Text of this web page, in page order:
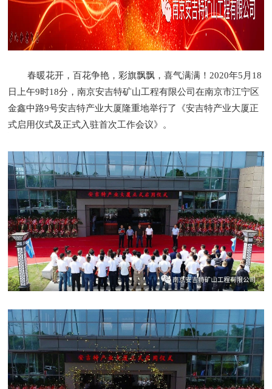
春暖花开，百花争艳，彩旗飘飘，喜气满满！2020年5月18
日上午9时18分，南京安吉特矿山工程有限公司在南京市江宁区
金鑫中路9号安吉特产业大厦隆重地举行了《安吉特产业大厦正
式启用仪式及正式入驻首次工作会议》。